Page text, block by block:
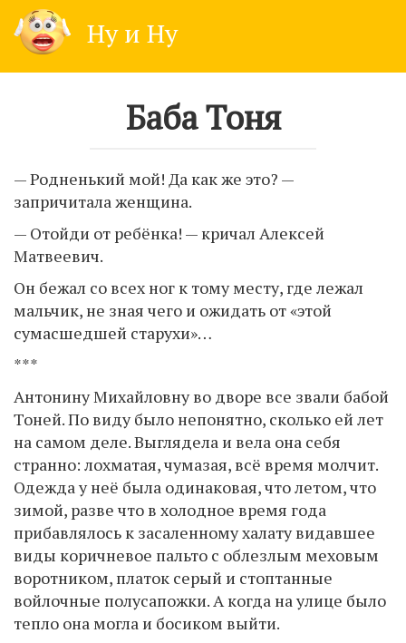
content
Ну и Ну
Баба Тоня
— Родненький мой! Да как же это? —
запричитала женщина.
— Отойди от ребёнка! — кричал Алексей
Матвеевич.
Он бежал со всех ног к тому месту, где лежал
мальчик, не зная чего и ожидать от «этой
сумасшедшей старухи»…
***
Антонину Михайловну во дворе все звали бабой
Тоней. По виду было непонятно, сколько ей лет
на самом деле. Выглядела и вела она себя
странно: лохматая, чумазая, всё время молчит.
Одежда у неё была одинаковая, что летом, что
зимой, разве что в холодное время года
прибавлялось к засаленному халату видавшее
виды коричневое пальто с облезлым меховым
воротником, платок серый и стоптанные
войлочные полусапожки. А когда на улице было
тепло она могла и босиком выйти.